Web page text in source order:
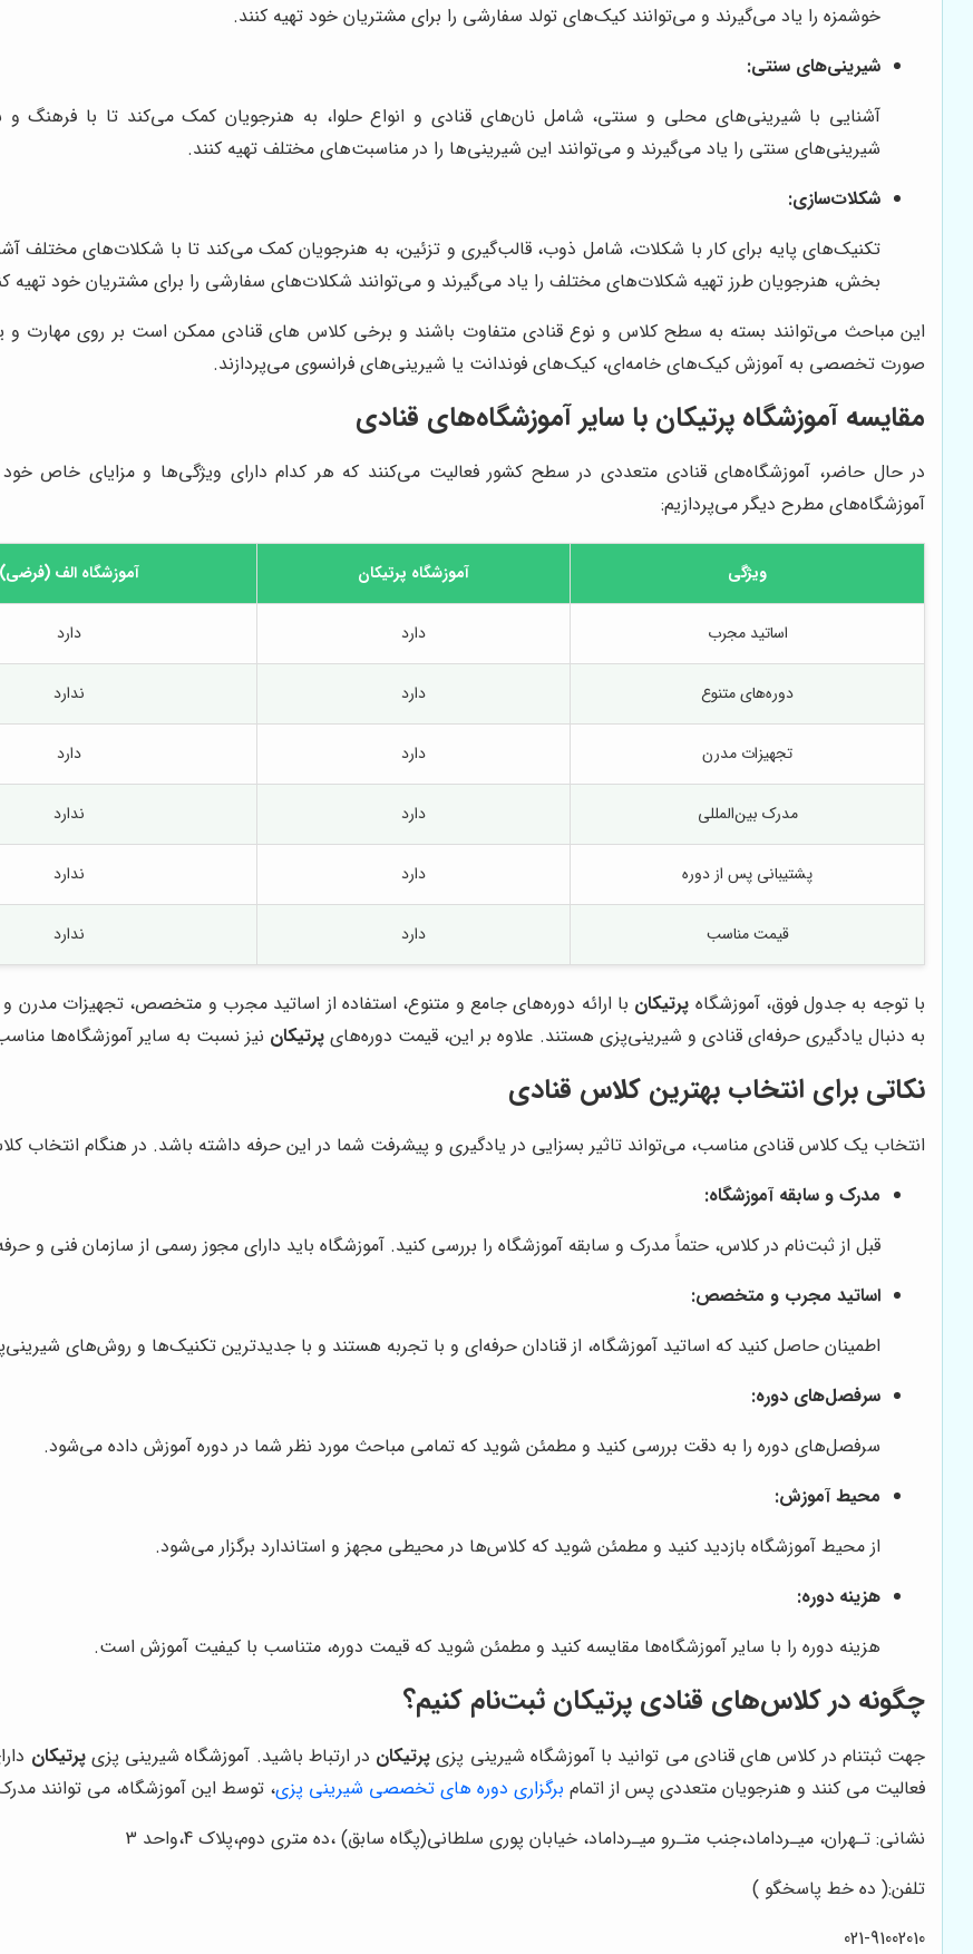
خوشمزه را یاد می‌گیرند و می‌توانند کیک‌های تولد سفارشی را برای مشتریان خود تهیه کنند.
شیرینی‌های سنتی:
آشنایی با شیرینی‌های محلی و سنتی، شامل نان‌های قنادی و انواع حلوا، به هنرجویان کمک می‌کند تا با
شیرینی‌های سنتی را یاد می‌گیرند و می‌توانند این شیرینی‌ها را در مناسبت‌های مختلف تهیه کنند.
شکلات‌سازی:
تکنیک‌های پایه برای کار با شکلات، شامل ذوب، قالب‌گیری و تزئین، به هنرجویان کمک می‌کند تا با شکلات‌های مختلف
بخش، هنرجویان طرز تهیه شکلات‌های مختلف را یاد می‌گیرند و می‌توانند شکلات‌های سفارشی را برای مشتریان خود تهیه
این مباحث می‌توانند بسته به سطح کلاس و نوع قنادی متفاوت باشند و برخی کلاس های قنادی ممکن است بر روی مهارت و
صورت تخصصی به آموزش کیک‌های خامه‌ای، کیک‌های فوندانت یا شیرینی‌های فرانسوی می‌پردازند.
مقایسه آموزشگاه پرتیکان با سایر آموزشگاه‌های قنادی
در حال حاضر، آموزشگاه‌های قنادی متعددی در سطح کشور فعالیت می‌کنند که هر کدام دارای ویژگی‌ها و مزایای خاص
آموزشگاه‌های مطرح دیگر می‌پردازیم:
ویژگی آموزشگاه پرتیکان آموزشگاه الف (فرضی)
اساتید مجرب دارد دارد
دوره‌های متنوع دارد ندارد
تجهیزات مدرن دارد دارد
مدرک بین‌المللی دارد ندارد
پشتیبانی پس از دوره دارد ندارد
قیمت مناسب دارد ندارد
با توجه به جدول فوق، آموزشگاه پرتیکان با ارائه دوره‌های جامع و متنوع، استفاده از اساتید مجرب و متخصص، تجهیزات مدرن و
به دنبال یادگیری حرفه‌ای قنادی و شیرینی‌پزی هستند. علاوه بر این، قیمت دوره‌های پرتیکان نیز نسبت به سایر آموزشگاه‌ها
نکاتی برای انتخاب بهترین کلاس قنادی
انتخاب یک کلاس قنادی مناسب، می‌تواند تاثیر بسزایی در یادگیری و پیشرفت شما در این حرفه داشته باشد. در هنگام انتخاب
مدرک و سابقه آموزشگاه:
قبل از ثبت‌نام در کلاس، حتماً مدرک و سابقه آموزشگاه را بررسی کنید. آموزشگاه باید دارای مجوز رسمی از سازمان فنی و
اساتید مجرب و متخصص:
اطمینان حاصل کنید که اساتید آموزشگاه، از قنادان حرفه‌ای و با تجربه هستند و با جدیدترین تکنیک‌ها و روش‌های
سرفصل‌های دوره:
سرفصل‌های دوره را به دقت بررسی کنید و مطمئن شوید که تمامی مباحث مورد نظر شما در دوره آموزش داده می‌شود.
محیط آموزش:
از محیط آموزشگاه بازدید کنید و مطمئن شوید که کلاس‌ها در محیطی مجهز و استاندارد برگزار می‌شود.
هزینه دوره:
هزینه دوره را با سایر آموزشگاه‌ها مقایسه کنید و مطمئن شوید که قیمت دوره، متناسب با کیفیت آموزش است.
چگونه در کلاس‌های قنادی پرتیکان ثبت‌نام کنیم؟
جهت ثبتنام در کلاس های قنادی می توانید با آموزشگاه شیرینی پزی پرتیکان در ارتباط باشید. آموزشگاه شیرینی پزیپرتیکان
فعالیت می کنند و هنرجویان متعددی پس از اتمام برگزاری دوره های تخصصی شیرینی پزی، توسط این آموزشگاه، می توانند
نشانی: تـهران، میـرداماد،جنب متـرو میـرداماد، خیابان پوری سلطانی(پگاه سابق) ،ده متری دوم،پلاک 4،واحد 3
تلفن:( ده خط پاسخگو )
021-91002010